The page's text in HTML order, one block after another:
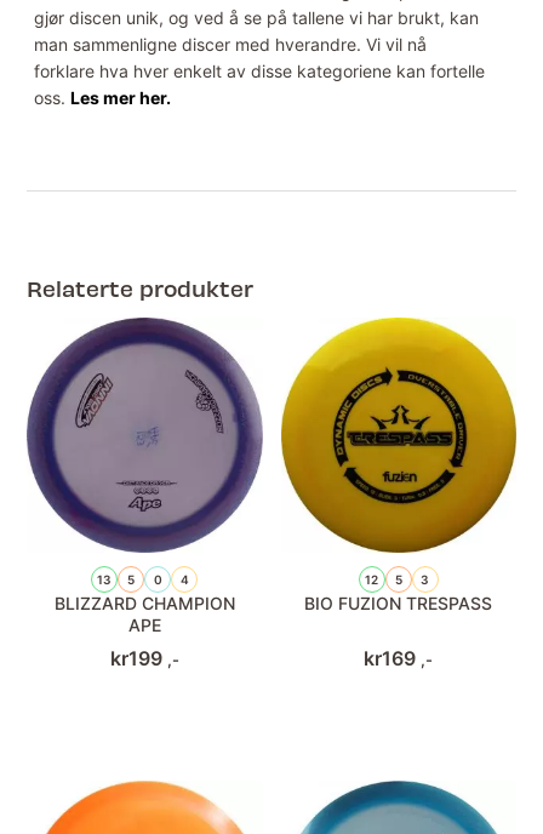
gjør discen unik, og ved å se på tallene vi har brukt, kan
man sammenligne discer med hverandre. Vi vil nå
forklare hva hver enkelt av disse kategoriene kan fortelle
oss.Les mer her.
Relaterte produkter
13 5 0 4
BLIZZARD CHAMPION
APE
kr199 ,-
12 5 3
BIO FUZION TRESPASS
kr169 ,-